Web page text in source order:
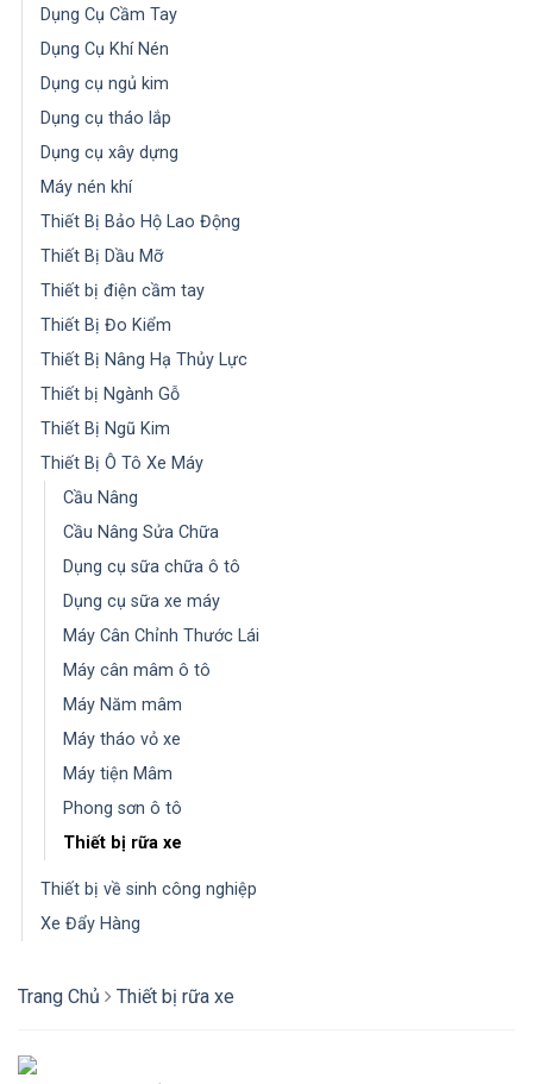
Dụng Cụ Cầm Tay
Dụng Cụ Khí Nén
Dụng cụ ngủ kim
Dụng cụ tháo lắp
Dụng cụ xây dựng
Máy nén khí
Thiết Bị Bảo Hộ Lao Động
Thiết Bị Dầu Mỡ
Thiết bị điện cầm tay
Thiết Bị Đo Kiểm
Thiết Bị Nâng Hạ Thủy Lực
Thiết bị Ngành Gỗ
Thiết Bị Ngũ Kim
Thiết Bị Ô Tô Xe Máy
Cầu Nâng
Cầu Nâng Sửa Chữa
Dụng cụ sữa chữa ô tô
Dụng cụ sữa xe máy
Máy Cân Chỉnh Thước Lái
Máy cân mâm ô tô
Máy Năm mâm
Máy tháo vỏ xe
Máy tiện Mâm
Phong sơn ô tô
Thiết bị rữa xe
Thiết bị về sinh công nghiệp
Xe Đẩy Hàng
Trang Chủ Thiết bị rữa xe